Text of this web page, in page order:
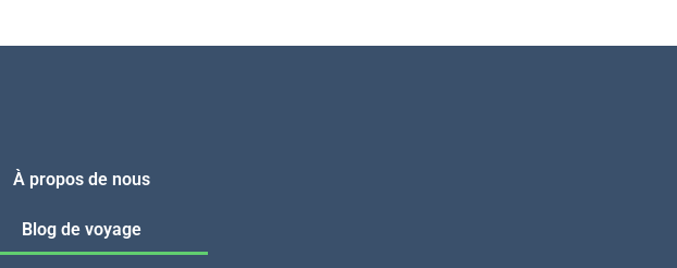
À propos de nous
Blog de voyage